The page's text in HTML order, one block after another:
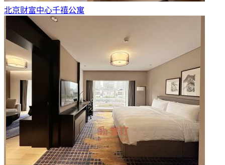
北京财富中心千禧公寓